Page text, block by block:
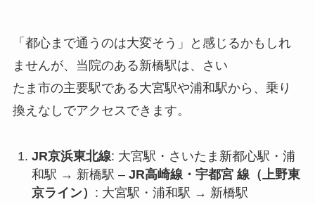
「都心まで通うのは大変そう」と感じるかもしれ
ませんが、当院のある新橋駅は、さい
たま市の主要駅である大宮駅や浦和駅から、乗り
換えなしでアクセスできます。
JR京浜東北線: 大宮駅・さいたま新都心駅・浦
和駅 → 新橋駅 – JR高崎線・宇都宮 線（上野東
京ライン） : 大宮駅・浦和駅 → 新橋駅